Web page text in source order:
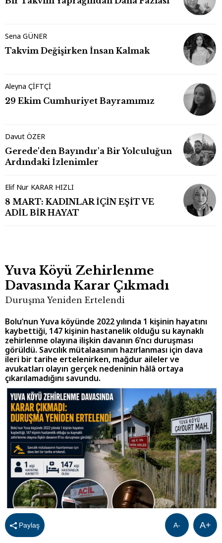
Sena GÜNER
Takvim Değişirken İnsan Kalmak
Aleyna ÇİFTÇİ
29 Ekim Cumhuriyet Bayramımız
Davut ÖZER
Gerede'den Bayındır'a Bir Yolculuğun
Ardındaki İzlenimler
Elif Nur KARAR HIZLI
8 MART: KADINLAR İÇİN EŞİT VE
ADİL BİR HAYAT
Yuva Köyü Zehirlenme
Davasında Karar Çıkmadı
Duruşma Yeniden Ertelendi
Bolu’nun Yuva köyünde 2022 yılında 1 kişinin hayatını
kaybettiği, 147 kişinin hastanelik olduğu su kaynaklı
zehirlenme olayına ilişkin davanın 6’ncı duruşması
görüldü. Savcılık mütalaasının hazırlanması için dava
ileri bir tarihe ertelenirken, mağdur aileler ve
avukatları olayın gerçek nedeninin hâlâ ortaya
çıkarılamadığını savundu.
Paylaş A+
A-